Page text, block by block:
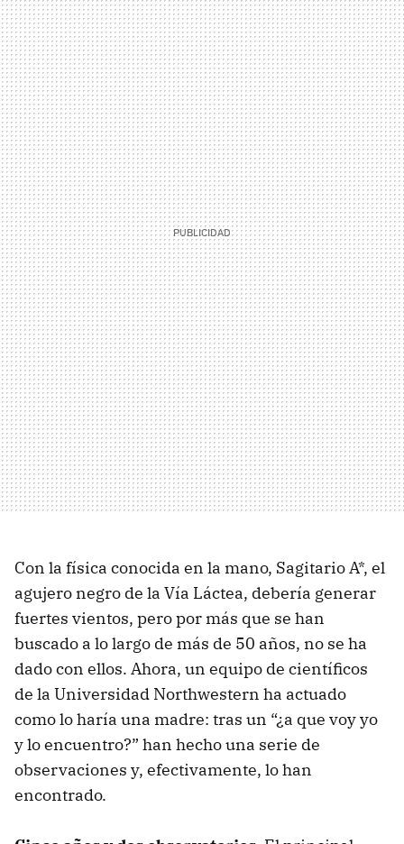
Con la física conocida en la mano, Sagitario A*, el
agujero negro de la Vía Láctea, debería generar
fuertes vientos, pero por más que se han
buscado a lo largo de más de 50 años, no se ha
dado con ellos. Ahora, un equipo de científicos
de la Universidad Northwestern ha actuado
como lo haría una madre: tras un “¿a que voy yo
y lo encuentro?” han hecho una serie de
observaciones y, efectivamente, lo han
encontrado.